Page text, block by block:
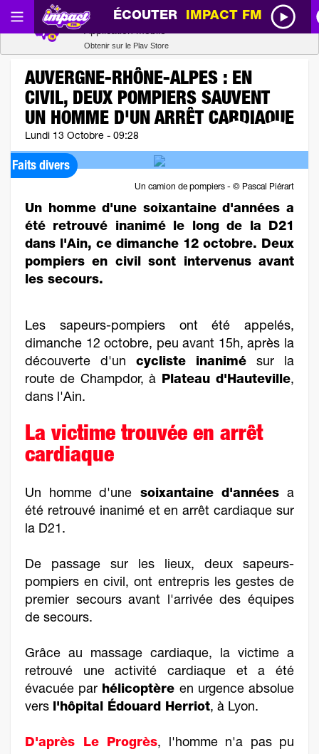
ÉCOUTER IMPACT FM
AUVERGNE-RHÔNE-ALPES : EN
CIVIL, DEUX POMPIERS SAUVENT
UN HOMME D'UN ARRÊT CARDIAQUE
Lundi 13 Octobre - 09:28
Faits divers
Un camion de pompiers - © Pascal Piérart
Un homme d'une soixantaine d'années a
été retrouvé inanimé le long de la D21
dans l'Ain, ce dimanche 12 octobre. Deux
pompiers en civil sont intervenus avant
les secours.
Les sapeurs-pompiers ont été appelés,
dimanche 12 octobre, peu avant 15h, après la
découverte d'un cycliste inanimé sur la
route de Champdor, à Plateau d'Hauteville,
dans l'Ain.
La victime trouvée en arrêt
cardiaque
Un homme d'une soixantaine d'années a
été retrouvé inanimé et en arrêt cardiaque sur
la D21.
De passage sur les lieux, deux sapeurs-
pompiers en civil, ont entrepris les gestes de
premier secours avant l'arrivée des équipes
de secours.
Grâce au massage cardiaque, la victime a
retrouvé une activité cardiaque et a été
évacuée par hélicoptère en urgence absolue
vers l'hôpital Édouard Herriot, à Lyon.
D'après Le Progrès, l'homme n'a pas pu
Radio SCOOP
Obtenir sur le Play Store
Télécharger